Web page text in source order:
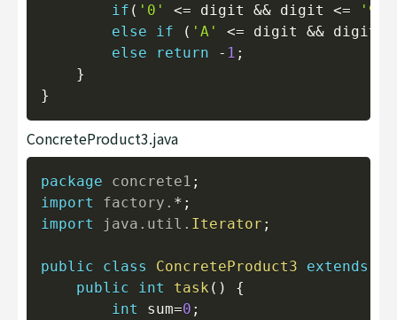
if ( '0' <= digit && digit <= '9'
else
if ( 'A' <= digit && digit
else
return - 1 ;
}
}
ConcreteProduct3.java
package concrete1 ;
import
factory . * ;
import
java . util . Iterator ;
public class ConcreteProduct3 extends
public
int task ( )
{
int
sum=0 ;